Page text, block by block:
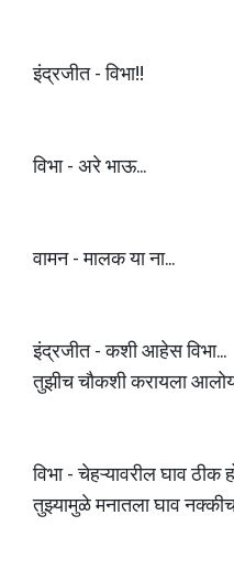
इंद्रजीत - विभा!!
विभा - अरे भाऊ...
वामन - मालक या ना...
इंद्रजीत - कशी आहेस विभा...
तुझीच चौकशी करायला
विभा - चेहऱ्यावरील घाव ठीक
तुझ्यामुळे मनातला घाव